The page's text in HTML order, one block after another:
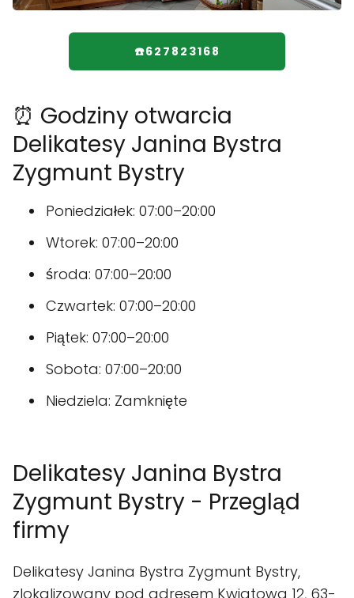
☎️627823168
⏰ Godziny otwarcia
Delikatesy Janina Bystra
Zygmunt Bystry
Poniedziałek: 07:00–20:00
Wtorek: 07:00–20:00
środa: 07:00–20:00
Czwartek: 07:00–20:00
Piątek: 07:00–20:00
Sobota: 07:00–20:00
Niedziela: Zamknięte
Delikatesy Janina Bystra
Zygmunt Bystry - Przegląd
firmy
Delikatesy Janina Bystra Zygmunt Bystry,
zlokalizowany pod adresem Kwiatowa 12, 63-